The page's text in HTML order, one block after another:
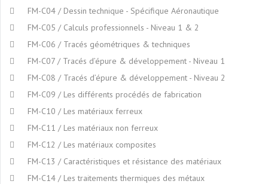
FM-C04 / Dessin technique - Spécifique Aéronautique
FM-C05 / Calculs professionnels - Niveau 1 & 2
FM-C06 / Tracés géométriques & techniques
FM-C07 / Tracés d’épure & développement - Niveau 1
FM-C08 / Tracés d’épure & développement - Niveau 2
FM-C09 / Les différents procédés de fabrication
FM-C10 / Les matériaux ferreux
FM-C11 / Les matériaux non ferreux
FM-C12 / Les matériaux composites
FM-C13 / Caractéristiques et résistance des matériaux
FM-C14 / Les traitements thermiques des métaux